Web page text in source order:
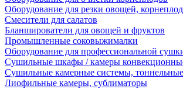
Оборудование для резки овощей,
Смесители для салатов
Бланширователи для овощей и фруктов
Промышленные соковыжималки
Оборудование для профессиональной
Сушильные шкафы / камеры
Сушильные камерные системы,
Лиофильные камеры, сублиматоры